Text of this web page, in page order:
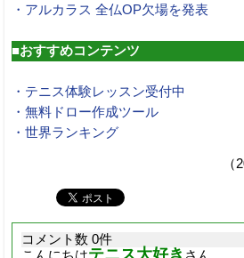
・アルカラス 全仏OP欠場を発表
■おすすめコンテンツ
・テニス体験レッスン受付中
・無料ドロー作成ツール
・世界ランキング
（
コメント数 0件